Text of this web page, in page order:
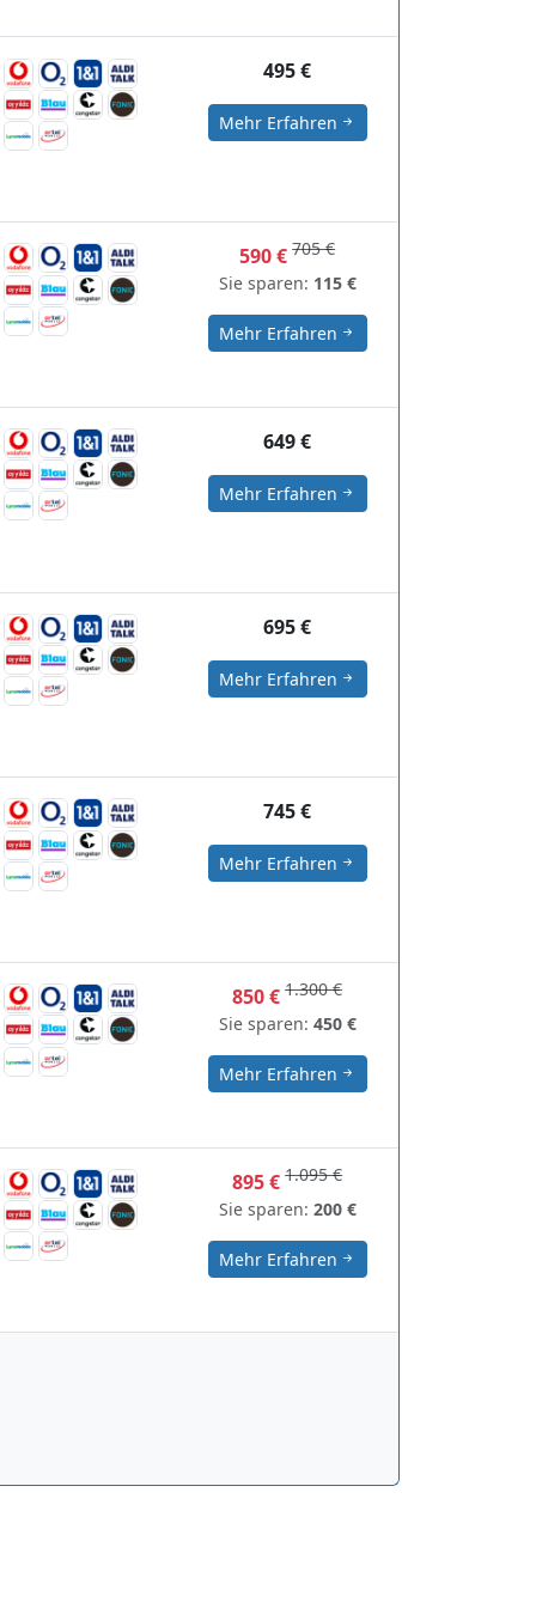
495 €
Mehr Erfahren
590 €705 €
Sie sparen: 115 €
Mehr Erfahren
649 €
Mehr Erfahren
695 €
Mehr Erfahren
745 €
Mehr Erfahren
850 €1.300 €
Sie sparen: 450 €
Mehr Erfahren
895 €1.095 €
Sie sparen: 200 €
Mehr Erfahren